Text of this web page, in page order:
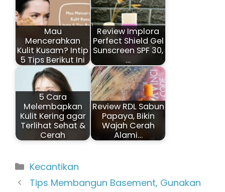
Mau
Mencerahkan
Kulit Kusam? Intip
5 Tips Berikut Ini
Review Implora
Perfect Shield Gel
Sunscreen SPF 30,
…
5 Cara
Melembapkan
Kulit Kering agar
Terlihat Sehat &
Cerah
Review RDL Sabun
Papaya, Bikin
Wajah Cerah
Alami…
Kategori
Kecantikan
Tips Membangun Basement, Gunakan